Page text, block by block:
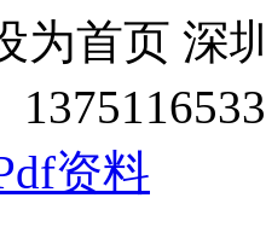
为首页 深
资料